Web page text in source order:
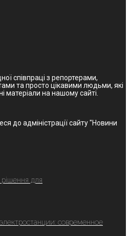
співпраці з репортерами,
та просто цікавими людьми, які
на нашому сайті.
до адміністрації сайту "Новини
для
современное